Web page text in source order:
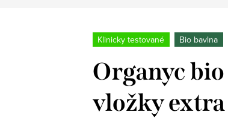
Klinicky testované Bio bavlna
Organyc
vložky